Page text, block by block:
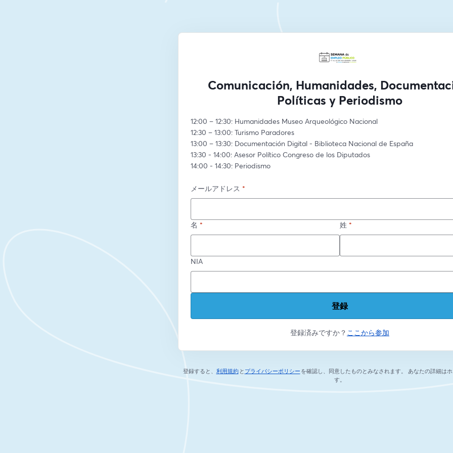
Comunicación, Humanidades,
Políticas y Periodismo
12:00 – 12:30: Humanidades Museo Arqueológico Nacional
12:30 – 13:00: Turismo Paradores
13:00 – 13:30: Documentación Digital - Biblioteca Nacional de España
13:30 - 14:00: Asesor Político Congreso de los Diputados
14:00 - 14:30: Periodismo
メールアドレス *
名 * 姓 *
NIA
登録
登録済みですか？ ここから参加
登録すると、 利用規約
新しいタブで開く
と プライバシーポリシー
新しいタブで開く
を確認し、同意したものとみなされます。
あなたの詳細は
す。